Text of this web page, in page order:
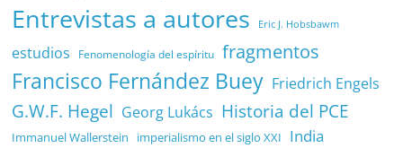
Entrevistas a autores Eric J. Hobsbawm
estudios Fenomenología del espíritu fragmentos
Francisco Fernández Buey Friedrich Engels
G.W.F. Hegel Georg Lukács Historia del PCE
Immanuel Wallerstein imperialismo en el siglo XXI India